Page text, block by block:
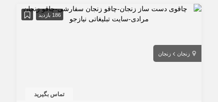
186 بازدید
زنجان زنجان
تماس بگیرید